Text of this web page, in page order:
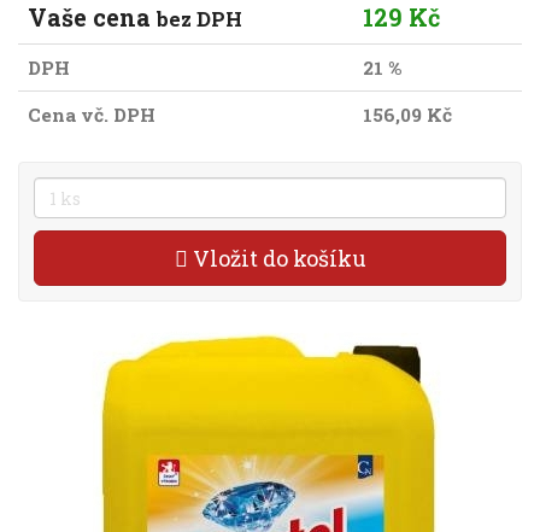
Vaše cena bez DPH 129 Kč
DPH
21 %
Cena vč. DPH
156,09 Kč
Vložit do košíku